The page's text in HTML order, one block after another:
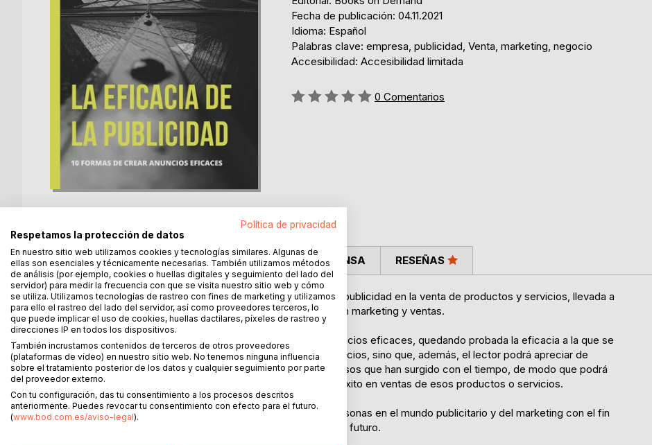
Fecha de publicación: 04.11.2021
Idioma: Español
Palabras clave: empresa, publicidad, Venta, marketing, negocio
Accesibilidad: Accesibilidad limitada
Rating:
0 Comentarios
DESCRIPCIÓN
"La eficacia de la publicidad" abarca la importancia de la publicidad en la venta de productos y servicios, llevada a
cabo tanto por profesionales como por personas legas en marketing y ventas.
A lo largo del libro se presentarán 10 formas de crear anuncios eficaces, quedando probada la eficacia a la que se
alude. No sólo se tendrá en cuenta cómo crear esos anuncios, sino que, además, el lector podrá apreciar de
primera mano ejemplos reales de grandes anuncios exitosos que han surgido con el tiempo, de modo que podrá
observar cuáles eran los factores claves que llevaron al éxito en ventas de esos productos o servicios.
Este libro pretende desarrollar el conocimiento de las personas en el mundo publicitario y del marketing con el fin
de que puedan aumentar sus capacidades de venta en un futuro.
SOBRE EL AUTOR EN LA PRENSA RESEÑAS
Política de privacidad
Respetamos la protección de datos
En nuestro sitio web utilizamos cookies y tecnologías similares. Algunas de
ellas son esenciales y técnicamente necesarias. También utilizamos métodos
de análisis (por ejemplo, cookies o huellas digitales y seguimiento del lado del
servidor) para medir la frecuencia con que se visita nuestro sitio web y cómo
se utiliza. Utilizamos tecnologías de rastreo con fines de marketing y utilizamos
para ello el rastreo del lado del servidor, así como proveedores terceros, lo
que puede implicar el uso de cookies, huellas dactilares, píxeles de rastreo y
direcciones IP en todos los dispositivos.
También incrustamos contenidos de terceros de otros proveedores
(plataformas de vídeo) en nuestro sitio web. No tenemos ninguna influencia
sobre el tratamiento posterior de los datos y cualquier seguimiento por parte
del proveedor externo.
Con tu configuración, das tu consentimiento a los procesos descritos
anteriormente. Puedes revocar tu consentimiento con efecto para el futuro.
(www.bod.com.es/aviso-legal).